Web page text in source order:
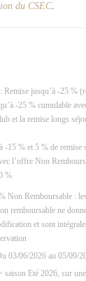
du CSEC.
Remise jusqu’à -25 %
-25 % cumulable
et la remise longs
-15 % et 5 % de remise
l’offre Non
%
Non Remboursable :
remboursable ne
et sont
03/06/2026 au 05/09/
saison Eté 2026, sur